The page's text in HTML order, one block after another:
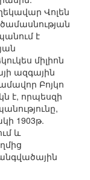
Վոլեն
է
միլիոն
ազգային
Բոյկո
է, որպեսզի
1903թ.
և